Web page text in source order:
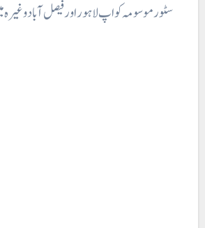
سٹور موسومہ کو اپ لا ہور اور فیصل آباد